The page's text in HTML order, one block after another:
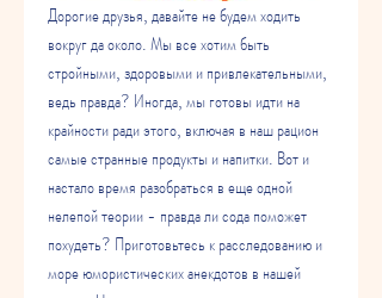
Дорогие друзья, давайте не будем ходить
вокруг да около. Мы все хотим быть
стройными, здоровыми и привлекательными,
ведь правда? Иногда, мы готовы идти на
крайности ради этого, включая в наш рацион
самые странные продукты и напитки. Вот и
настало время разобраться в еще одной
нелепой теории - правда ли сода поможет
похудеть? Приготовьтесь к расследованию и
море юмористических анекдотов в нашей